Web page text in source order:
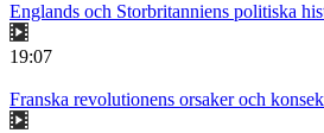
Englands och Storbritanniens politiska
19:07
Franska revolutionens orsaker och